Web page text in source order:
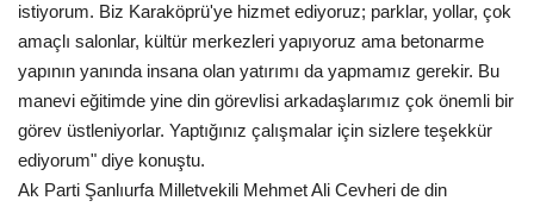
Kültür Sanat
istiyorum. Biz Karaköprü'ye hizmet ediyoruz; parklar, yollar, çok
amaçlı salonlar, kültür merkezleri yapıyoruz ama betonarme
yapının yanında insana olan yatırımı da yapmamız gerekir. Bu
manevi eğitimde yine din görevlisi arkadaşlarımız çok önemli bir
görev üstleniyorlar. Yaptığınız çalışmalar için sizlere teşekkür
ediyorum" diye konuştu.
Ak Parti Şanlıurfa Milletvekili Mehmet Ali Cevheri de din